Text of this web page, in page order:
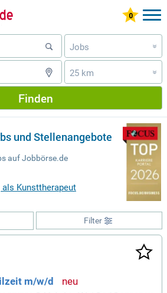
Jobs »
25 km »
Finden
und Stellenangebote
auf Jobbörse.de
Kunsttherapeut
Filter
m/w/d